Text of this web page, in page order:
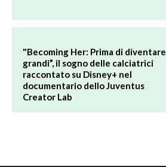
"Becoming Her: Prima di diventare
grandi”, il sogno delle calciatrici
raccontato su Disney+ nel
documentario dello Juventus
Creator Lab